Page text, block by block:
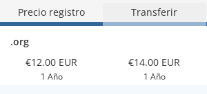
Precio registro
Transferir
.org
€12.00 EUR
1 Año
€14.00 EUR
1 Año